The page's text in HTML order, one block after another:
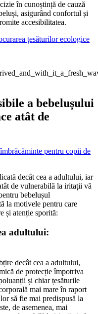
în cunoștință de cauză
asigurând confortul și
accesibilitatea.
țesăturilor ecologice
a bebelușului
atât de
pentru copii de
decât cea a adultului, iar
de vulnerabilă la iritații vă
bebelușul
la motivele pentru care
și atenție sporită:
adultului:
decât cea a adultului,
de protecție împotriva
și chiar țesăturile
mai mare în raport
să fie mai predispusă la
de asemenea, mai